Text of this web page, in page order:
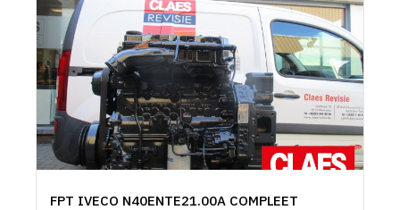
FPT IVECO N40ENTE21.00A COMPLEET